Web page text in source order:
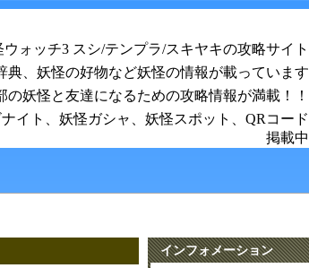
ウォッチ3 スシ/テンプラ/スキヤキの攻略サイト
典、妖怪の好物など妖怪の情報が載っています
の妖怪と友達になるための攻略情報が満載！！
イト、妖怪ガシャ、妖怪スポット、QRコード
掲載中
インフォメーション